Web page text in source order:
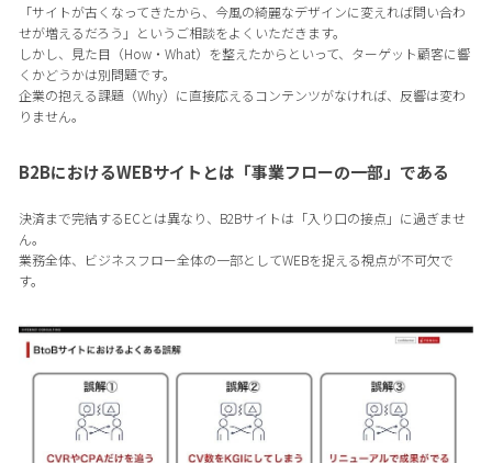
「サイトが古くなってきたから、今風の綺麗なデザインに変えれば問い合わ
せが増えるだろう」というご相談をよくいただきます。
しかし、見た目（How・What）を整えたからといって、ターゲット顧客に響
くかどうかは別問題です。
企業の抱える課題（Why）に直接応えるコンテンツがなければ、反響は変わ
りません。
B2BにおけるWEBサイトとは「事業フローの一部」である
決済まで完結するECとは異なり、B2Bサイトは「入り口の接点」に過ぎませ
ん。
業務全体、ビジネスフロー全体の一部としてWEBを捉える視点が不可欠で
す。